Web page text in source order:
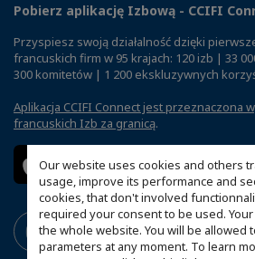
Our website uses cookies and others
usage, improve its performance and
cookies, that don't involved
required your consent to be used.
the whole website. You will be allowed
parameters at any moment. To learn
Pobierz aplikację Izbową - CCIFI
Przyspiesz swoją działalność dzięki
francuskich firm w 95 krajach: 120 izb | 33
300 komitetów | 1 200 ekskluzywnych
Aplikacja CCIFI Connect jest przeznaczona
francuskich Izb za granicą.